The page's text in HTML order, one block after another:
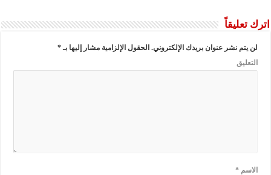
اترك تعليقاً
لن يتم نشر عنوان بريدك الإلكتروني. الحقول الإلزامية مشار إليها بـ*
التعليق
الاسم*